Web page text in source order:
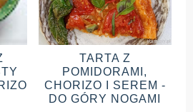
TARTA Z
POMIDORAMI,
CHORIZO I SEREM -
DO GÓRY NOGAMI